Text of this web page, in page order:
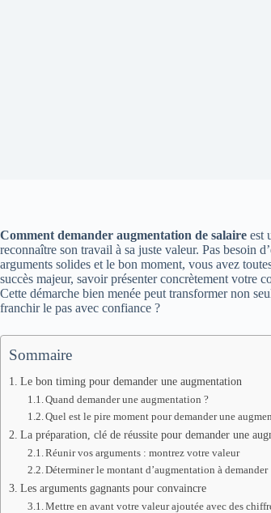
Comment demander augmentation de salaire est
reconnaître son travail à sa juste valeur. Pas besoin
arguments solides et le bon moment, vous avez
succès majeur, savoir présenter concrètement votre
Cette démarche bien menée peut transformer non
franchir le pas avec confiance ?
Sommaire
Le bon timing pour demander une augmentation
Quand demander une augmentation ?
Quel est le pire moment pour demander une
La préparation, clé de réussite pour demander une
Réunir vos arguments : montrez votre valeur
Déterminer le montant d’augmentation à demander
Les arguments gagnants pour convaincre
Mettre en avant votre valeur ajoutée avec des